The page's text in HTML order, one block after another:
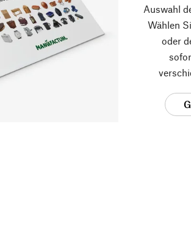
Auswahl
Wählen
oder